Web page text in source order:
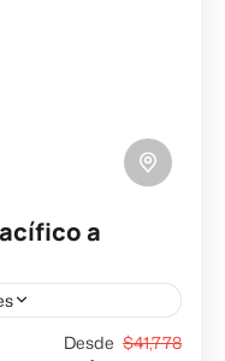
a
Domingo,
Desde $41,778